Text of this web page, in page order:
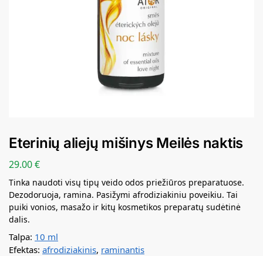
Eterinių aliejų mišinys Meilės naktis
29.00€
Tinka naudoti visų tipų veido odos priežiūros preparatuose.
Dezodoruoja, ramina. Pasižymi afrodiziakiniu poveikiu. Tai
puiki vonios, masažo ir kitų kosmetikos preparatų sudėtinė
dalis.
Talpa: 10 ml
Efektas: afrodiziakinis, raminantis